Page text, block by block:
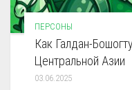
ПЕРСОНЫ
Как Галдан-
Центральной Азии
03.06.2025